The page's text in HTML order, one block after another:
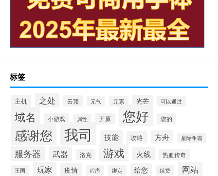
标签
主机 之处 云顶 元气 元素 光芒 可以通过
域名 小游戏 属性 开原 您好 您的
感谢您 我司 技能 攻略 方舟 星际争霸
服务器 武器 洛克 游戏 火线 热血传奇
王国 玩家 疫情 程序 绑定 给您 续费 网站